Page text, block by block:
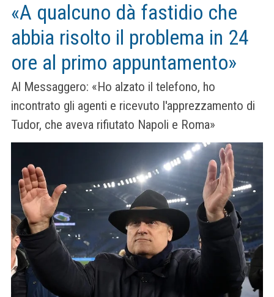
«A qualcuno dà fastidio che
abbia risolto il problema in 24
ore al primo appuntamento»
Al Messaggero: «Ho alzato il telefono, ho
incontrato gli agenti e ricevuto l'apprezzamento di
Tudor, che aveva rifiutato Napoli e Roma»